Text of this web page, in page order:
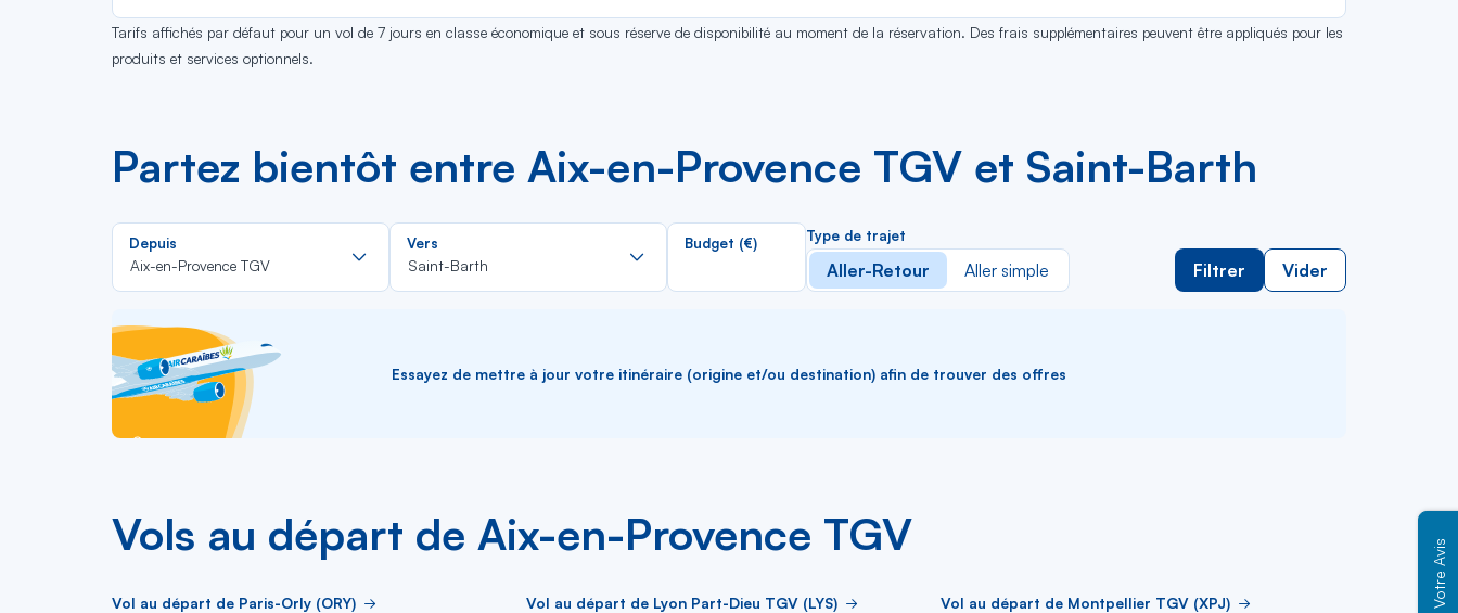
Tarifs affichés par défaut pour un vol de 7 jours en classe économique et sous réserve de disponibilité au moment de la réservation. Des frais supplémentaires peuvent être appliqués pour les
produits et services optionnels.
Partez bientôt entre Aix-en-Provence TGV et Saint-Barth
Depuis
Aix-en-Provence TGV
Rechercher
dans
la
Vers
Saint-Barth
Rechercher
la
Budget (€) Type de trajet
Aller-Retour Aller simple Filtrer Vider
Essayez de mettre à jour votre itinéraire (origine et/ou destination) afin de trouver des offres
Vols au départ de Aix-en-Provence TGV
Vol au départ de Paris-Orly (ORY) Vol au départ de Lyon Part-Dieu TGV (LYS) Vol au départ de Montpellier TGV (XPJ) Votre Avis